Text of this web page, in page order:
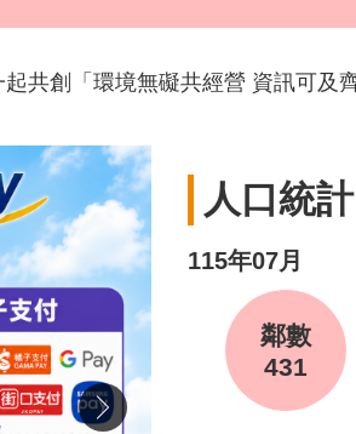
共創「環境無礙共經營 資訊可及
人口統計
115年07月
鄰數
431